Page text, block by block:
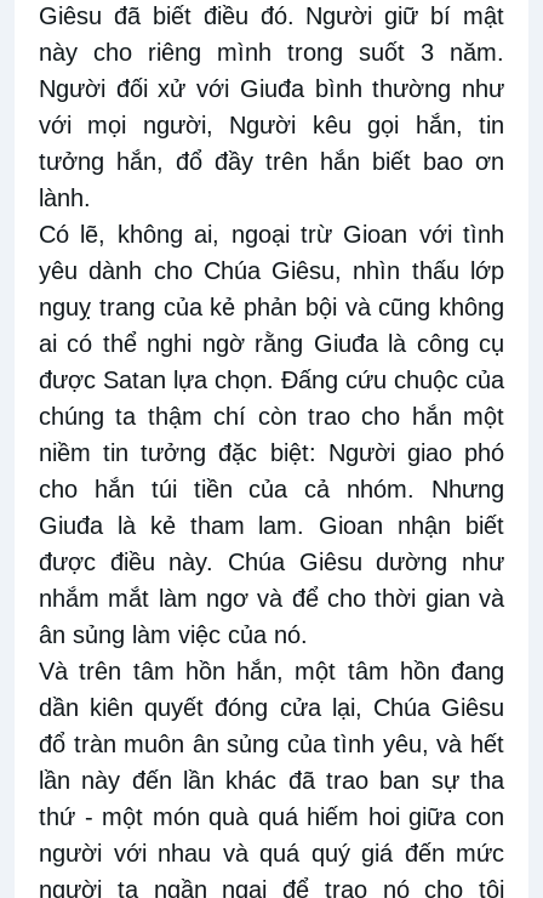
Giêsu đã biết điều đó. Người giữ bí mật
này cho riêng mình trong suốt 3 năm.
Người đối xử với Giuđa bình thường như
với mọi người, Người kêu gọi hắn, tin
tưởng hắn, đổ đầy trên hắn biết bao ơn
lành.
Có lẽ, không ai, ngoại trừ Gioan với tình
yêu dành cho Chúa Giêsu, nhìn thấu lớp
nguỵ trang của kẻ phản bội và cũng không
ai có thể nghi ngờ rằng Giuđa là công cụ
được Satan lựa chọn. Đấng cứu chuộc của
chúng ta thậm chí còn trao cho hắn một
niềm tin tưởng đặc biệt: Người giao phó
cho hắn túi tiền của cả nhóm. Nhưng
Giuđa là kẻ tham lam. Gioan nhận biết
được điều này. Chúa Giêsu dường như
nhắm mắt làm ngơ và để cho thời gian và
ân sủng làm việc của nó.
Và trên tâm hồn hắn, một tâm hồn đang
dần kiên quyết đóng cửa lại, Chúa Giêsu
đổ tràn muôn ân sủng của tình yêu, và hết
lần này đến lần khác đã trao ban sự tha
thứ - một món quà quá hiếm hoi giữa con
người với nhau và quá quý giá đến mức
người ta ngần ngại để trao nó cho tội